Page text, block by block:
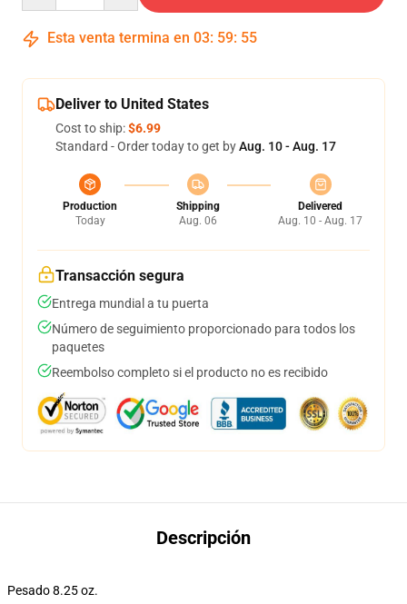
Esta venta termina en 03: 59: 54
Deliver to United States
Cost to ship:$6.99
Standard - Order today to get byAug. 10 - Aug. 17
Production
Today
Shipping
Aug. 06
Delivered
Aug. 10 - Aug. 17
Transacción segura
Entrega mundial a tu puerta
Número de seguimiento proporcionado para todos los
paquetes
Reembolso completo si el producto no es recibido
Descripción
Pesado 8.25 oz.